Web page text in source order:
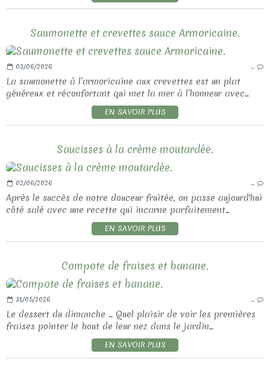
Saumonette et crevettes sauce Armoricaine.
03/06/2026 …
La saumonette à l’armoricaine aux crevettes est un plat
généreux et réconfortant qui met la mer à l’honneur avec...
EN SAVOIR PLUS
Saucisses à la crème moutardée.
02/06/2026 …
Après le succès de notre douceur fruitée, on passe aujourd'hui
côté salé avec une recette qui incarne parfaitement...
EN SAVOIR PLUS
Compote de fraises et banane.
31/05/2026 …
Le dessert du dimanche ... Quel plaisir de voir les premières
fraises pointer le bout de leur nez dans le jardin...
EN SAVOIR PLUS